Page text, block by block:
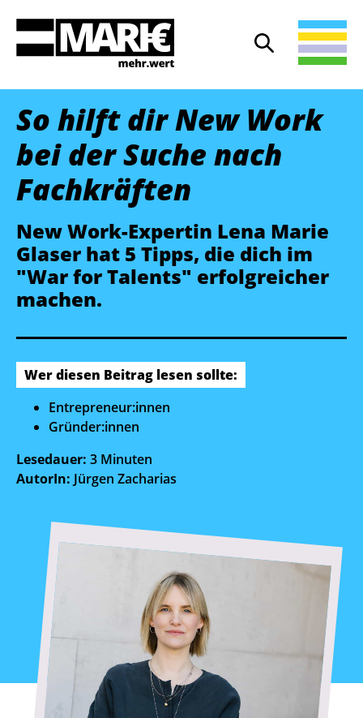
Suche öffnen
Suche
So hilft dir New Work
bei der Suche nach
Fachkräften
New Work-Expertin Lena Marie
Glaser hat 5 Tipps, die dich im
"War for Talents" erfolgreicher
machen.
Wer diesen Beitrag lesen sollte:
Entrepreneur:innen
Gründer:innen
Lesedauer: 3 Minuten
AutorIn: Jürgen Zacharias